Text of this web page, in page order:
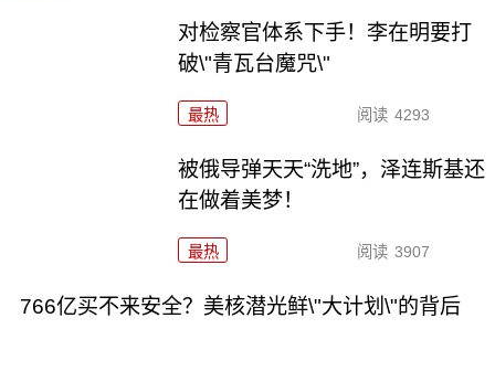
对检察官体系下手！李在明要打
破\"青瓦台魔咒\"
最热 阅读 4293
被俄导弹天天“洗地”，泽连斯基还
在做着美梦！
最热 阅读 3907
766亿买不来安全？美核潜光鲜\"大计划\"的背后